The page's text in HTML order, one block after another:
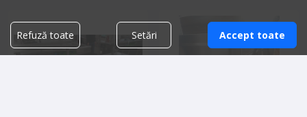
Refuză toate Setări Accept toate